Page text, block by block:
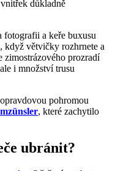
důkladně
fotografii a keře buxusu
když větvičky rozhrnete a
zimostrázového prozradí
i množství trusu
pohromou
, které zachytilo
ubránit?